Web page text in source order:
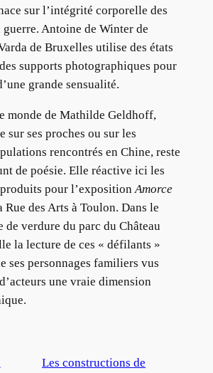
sur l’intégrité corporelle des
Antoine de Winter de
de Bruxelles utilise des états
supports photographiques pour
grande sensualité.
monde de Mathilde Geldhoff,
sur ses proches ou sur les
rencontrés en Chine, reste
de poésie. Elle réactive ici les
pour l’expositionAmorce
Rue des Arts à Toulon. Dans le
de verdure du parc du Château
la lecture de ces « défilants »
ses personnages familiers vus
une vraie dimension
Les constructions de